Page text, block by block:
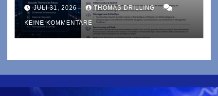
JULI 31, 2026 THOMAS DRILLING
KEINE KOMMENTARE